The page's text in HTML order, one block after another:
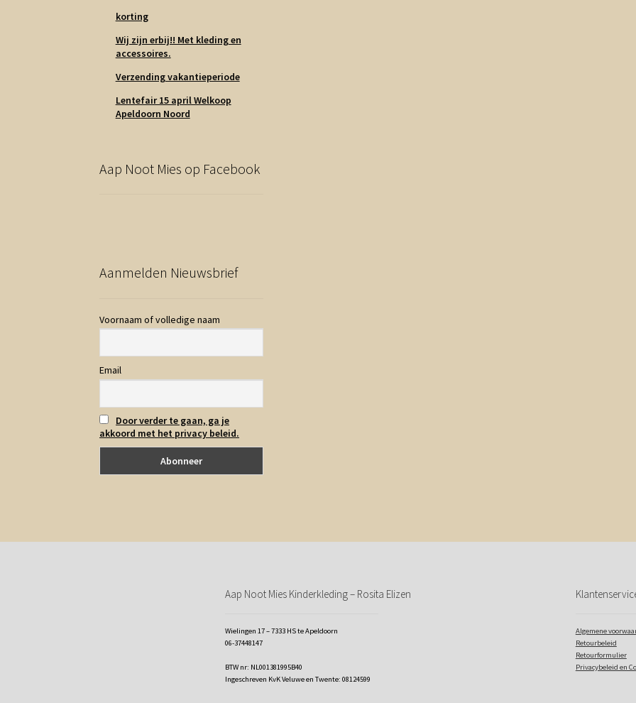
korting
Wij zijn erbij!! Met kleding en
accessoires.
Verzending vakantieperiode
Lentefair 15 april Welkoop
Apeldoorn Noord
Aap Noot Mies op Facebook
Aanmelden Nieuwsbrief
Voornaam of volledige naam
Email
Door verder te gaan, ga je
akkoord met het privacy beleid.
Aap Noot Mies Kinderkleding – Rosita Elizen
Wielingen 17 – 7333 HS te Apeldoorn
06-37448147
BTW nr: NL001381995B40
Ingeschreven KvK Veluwe en Twente: 08124599
Algemene
Retourbeleid
Retourformulier
Privacybeleid en